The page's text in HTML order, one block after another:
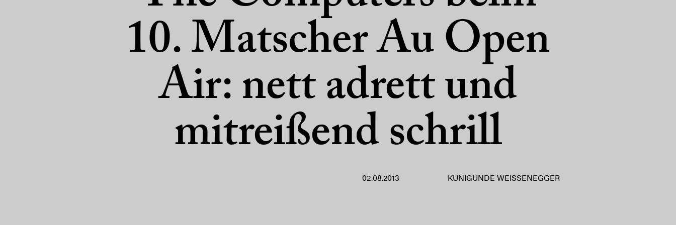
10. Matscher Au Open
Air: nett adrett und
mitreißend schrill
02.08.2013 KUNIGUNDE WEISSENEGGER